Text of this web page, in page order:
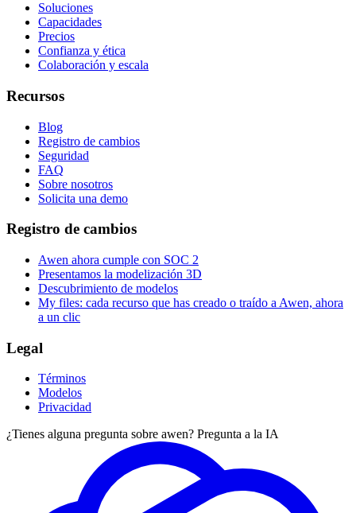
Soluciones
Capacidades
Precios
Confianza y ética
Colaboración y escala
Recursos
Blog
Registro de cambios
Seguridad
FAQ
Sobre nosotros
Solicita una demo
Registro de cambios
Awen ahora cumple con SOC 2
Presentamos la modelización 3D
Descubrimiento de modelos
My files: cada recurso que has creado o traído a Awen, ahora
a un clic
Legal
Términos
Modelos
Privacidad
¿Tienes alguna pregunta sobre awen? Pregunta a la IA